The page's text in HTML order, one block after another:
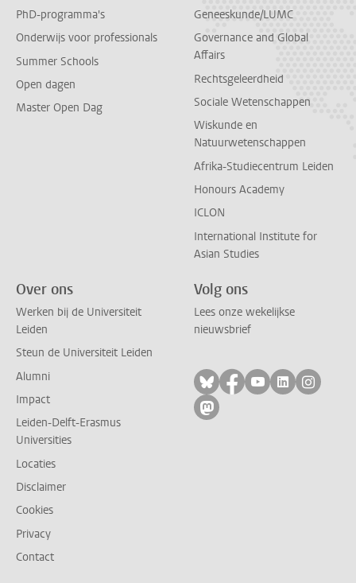
PhD-programma's
Onderwijs voor professionals
Summer Schools
Open dagen
Master Open Dag
Geneeskunde/LUMC
Governance and Global
Affairs
Rechtsgeleerdheid
Sociale Wetenschappen
Wiskunde en
Natuurwetenschappen
Afrika-Studiecentrum Leiden
Honours Academy
ICLON
International Institute for
Asian Studies
Over ons
Werken bij de Universiteit
Leiden
Steun de Universiteit Leiden
Alumni
Impact
Leiden-Delft-Erasmus
Universities
Locaties
Disclaimer
Cookies
Privacy
Contact
Volg ons
Lees onze wekelijkse
nieuwsbrief
Volg ons op bluesky
Volg ons op
Volg ons op
Volg ons
Volg
Volg ons op mastodon